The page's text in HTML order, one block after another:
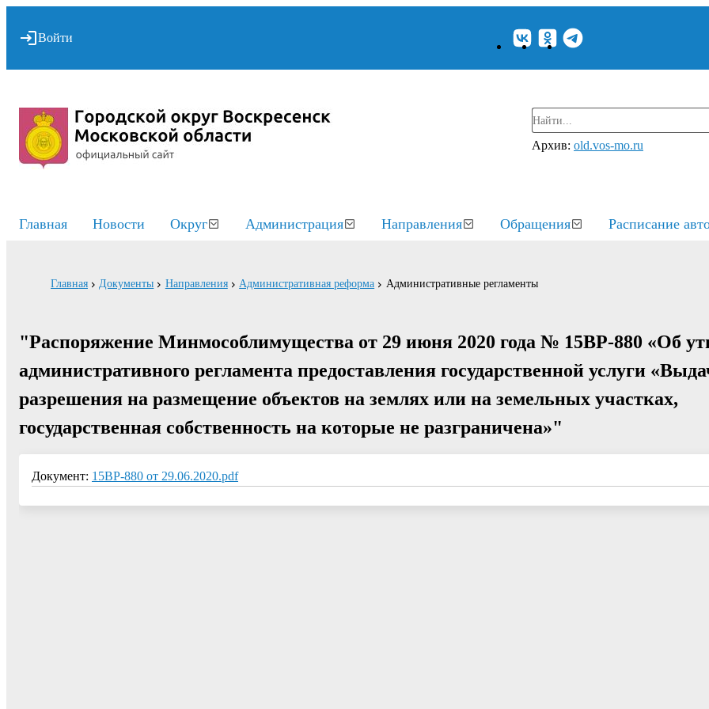
Войти
Архив: old.vos-mo.ru
Главная Новости Округ Администрация Направления Обращения Расписание
Главная Документы Направления Административная реформа Административные регламенты
"Распоряжение Минмособлимущества от 29 июня 2020 года № 15ВР-880 «Об
административного регламента предоставления государственной услуги
разрешения на размещение объектов на землях или на земельных участках,
государственная собственность на которые не разграничена»"
Документ: 15ВР-880 от 29.06.2020.pdf